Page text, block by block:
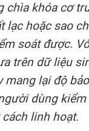
chìa khóa cơ
lạc hoặc sao
soát được.
trên dữ liệu
mang lại độ
dùng kiểm
linh hoạt.